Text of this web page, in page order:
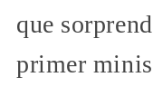
que
primer